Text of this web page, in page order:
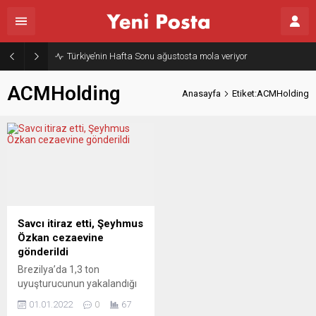
Türkiye’nin Hafta Sonu ağustosta mola veriyor
ACMHolding Anasayfa Etiket:ACMHolding
Savcı itiraz etti, Şeyhmus
Özkan cezaevine
gönderildi
Brezilya’da 1,3 ton
uyuşturucunun yakalandığı
Holding patronu Şeyhmus
01.01.2022 0 67